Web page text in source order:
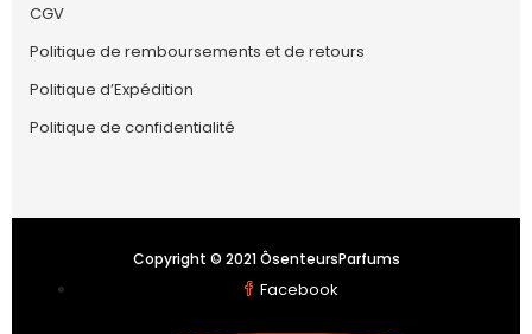
CGV
Politique de remboursements et de retours
Politique d’Expédition
Politique de confidentialité
Copyright © 2021 ÔsenteursParfums
Facebook